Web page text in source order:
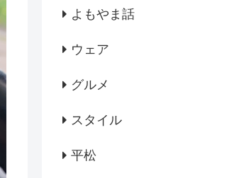
よもやま話
ウェア
グルメ
スタイル
平松